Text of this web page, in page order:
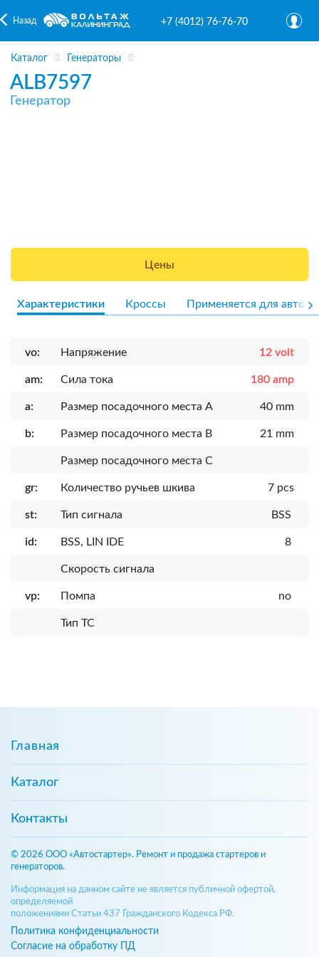
Назад +7 (4012) 76-76-70
Каталог Генераторы
ALB7597
Генератор
Цены
Характеристики Кроссы Применяется для авто
vo: Напряжение 12 volt
am: Сила тока 180 amp
a: Размер посадочного места A 40 mm
b: Размер посадочного места B 21 mm
Размер посадочного места C
gr: Количество ручьев шкива 7 pcs
st: Тип сигнала BSS
id: BSS, LIN IDE 8
Скорость сигнала
vp: Помпа no
Тип ТС
Главная
Каталог
Контакты
© 2026 ООО «Автостартер». Ремонт и продажа стартеров и
генераторов.
Информация на данном сайте не является публичной офертой,
определяемой
положениями Статьи 437 Гражданского Кодекса РФ.
Политика конфиденциальности
Согласие на обработку ПД